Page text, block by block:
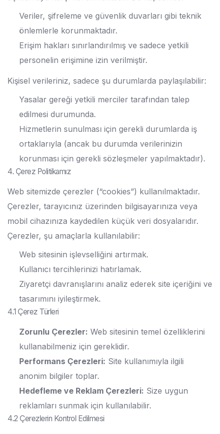
Veriler, şifreleme ve güvenlik duvarları gibi teknik
önlemlerle korunmaktadır.
Erişim hakları sınırlandırılmış ve sadece yetkili
personelin erişimine izin verilmiştir.
Kişisel verileriniz, sadece şu durumlarda paylaşılabilir:
Yasalar gereği yetkili merciler tarafından talep
edilmesi durumunda.
Hizmetlerin sunulması için gerekli durumlarda iş
ortaklarıyla (ancak bu durumda verilerinizin
korunması için gerekli sözleşmeler yapılmaktadır).
4. Çerez Politikamız
Web sitemizde çerezler (“cookies”) kullanılmaktadır.
Çerezler, tarayıcınız üzerinden bilgisayarınıza veya
mobil cihazınıza kaydedilen küçük veri dosyalarıdır.
Çerezler, şu amaçlarla kullanılabilir:
Web sitesinin işlevselliğini artırmak.
Kullanıcı tercihlerinizi hatırlamak.
Ziyaretçi davranışlarını analiz ederek site içeriğini ve
tasarımını iyileştirmek.
4.1 Çerez Türleri
Zorunlu Çerezler: Web sitesinin temel özelliklerini
kullanabilmeniz için gereklidir.
Performans Çerezleri: Site kullanımıyla ilgili
anonim bilgiler toplar.
Hedefleme ve Reklam Çerezleri: Size uygun
reklamları sunmak için kullanılabilir.
4.2 Çerezlerin Kontrol Edilmesi